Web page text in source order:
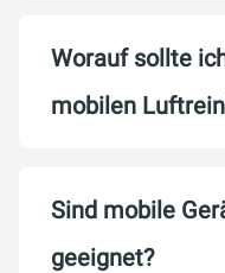
Worauf sollte
mobilen
Sind mobile
geeignet?